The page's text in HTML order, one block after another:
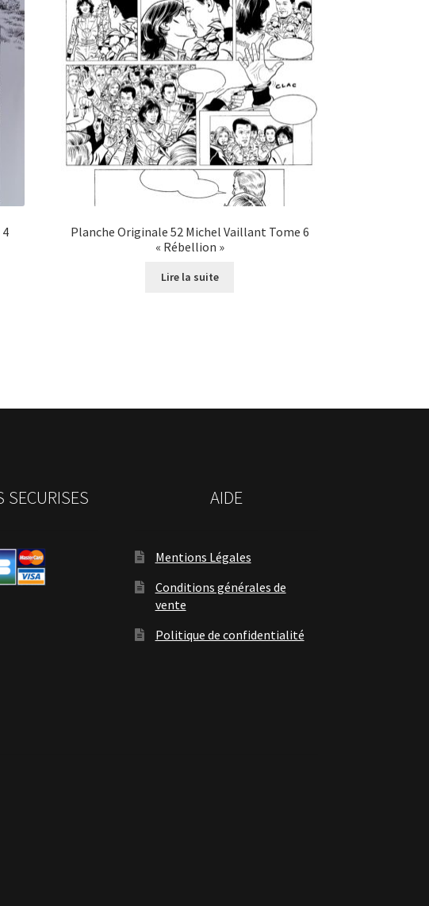
Planche Originale 52 Michel Vaillant Tome 6
« Rébellion »
Lire la suite
SECURISES AIDE
Mentions Légales
Conditions générales de
vente
Politique de confidentialité